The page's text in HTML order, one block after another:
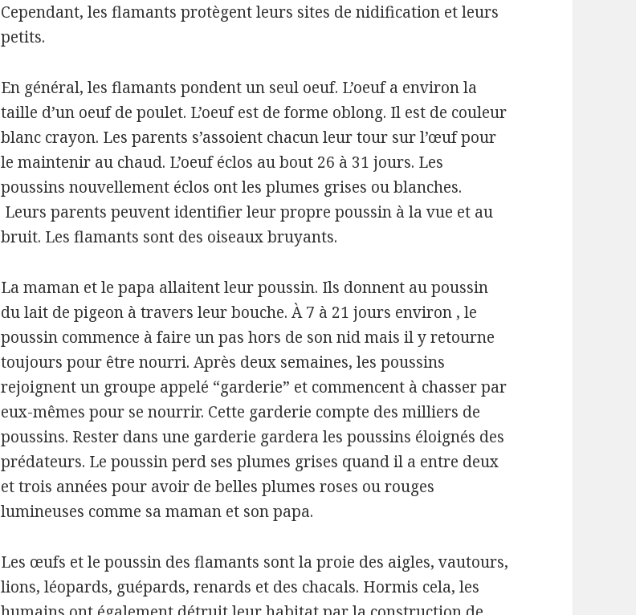
Cependant, les flamants protègent leurs sites de nidification et leurs
petits.
En général, les flamants pondent un seul oeuf. L’oeuf a environ la
taille d’un oeuf de poulet. L’oeuf est de forme oblong. Il est de couleur
blanc crayon. Les parents s’assoient chacun leur tour sur l’œuf pour
le maintenir au chaud. L’oeuf éclos au bout 26 à 31 jours. Les
poussins nouvellement éclos ont les plumes grises ou blanches.
Leurs parents peuvent identifier leur propre poussin à la vue et au
bruit. Les flamants sont des oiseaux bruyants.
La maman et le papa allaitent leur poussin. Ils donnent au poussin
du lait de pigeon à travers leur bouche. À 7 à 21 jours environ , le
poussin commence à faire un pas hors de son nid mais il y retourne
toujours pour être nourri. Après deux semaines, les poussins
rejoignent un groupe appelé “garderie” et commencent à chasser par
eux-mêmes pour se nourrir. Cette garderie compte des milliers de
poussins. Rester dans une garderie gardera les poussins éloignés des
prédateurs. Le poussin perd ses plumes grises quand il a entre deux
et trois années pour avoir de belles plumes roses ou rouges
lumineuses comme sa maman et son papa.
Les œufs et le poussin des flamants sont la proie des aigles, vautours,
lions, léopards, guépards, renards et des chacals. Hormis cela, les